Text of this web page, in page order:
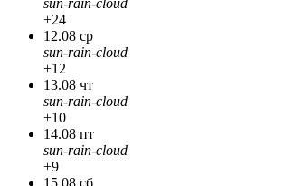
sun-rain-cloud
+24
12.08 ср
sun-rain-cloud
+12
13.08 чт
sun-rain-cloud
+10
14.08 пт
sun-rain-cloud
+9
15.08 сб